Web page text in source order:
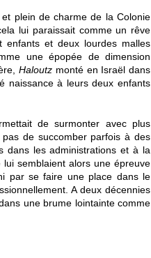
plein de charme de la Colonie
lui paraissait comme un rêve
enfants et deux lourdes malles
une épopée de dimension
Haloutz monté en Israël dans
naissance à leurs deux enfants
de surmonter avec plus
pas de succomber parfois à des
dans les administrations et à la
semblaient alors une épreuve
par se faire une place dans le
A deux décennies
une brume lointainte comme